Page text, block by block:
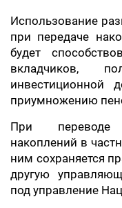
Использование
при передаче
будет
вкладчиков,
инвестиционной
приумножению
При переводе
накоплений в
ним сохраняется
другую
под управление